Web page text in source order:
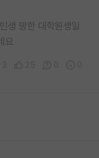
생 망한 대학원생일
요